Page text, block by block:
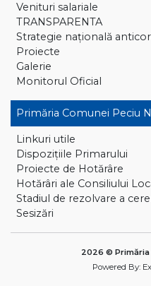
Venituri salariale
TRANSPARENTA
Strategie națională
Proiecte
Galerie
Monitorul Oficial
Primăria Comunei Peciu
Linkuri utile
Dispoziţiile Primarului
Proiecte de Hotărâre
Hotărâri ale Consiliului
Stadiul de rezolvare a
Sesizări
2026 ©
Powered By: